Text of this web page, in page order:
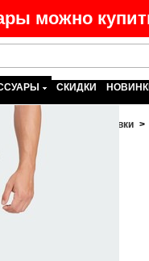
можно
СКИДКИ
Одежда Шорты, плавки >